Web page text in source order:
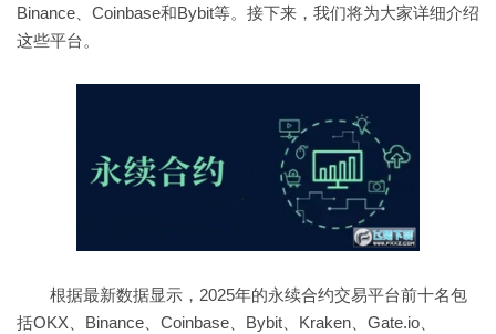
Binance、Coinbase和Bybit等。接下来，我们将为大家详细介绍
这些平台。
根据最新数据显示，2025年的永续合约交易平台前十名包
括OKX、Binance、Coinbase、Bybit、Kraken、Gate.io、